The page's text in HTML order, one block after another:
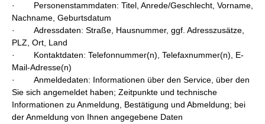
· Personenstammdaten: Titel, Anrede/Geschlecht, Vorname,
Nachname, Geburtsdatum
· Adressdaten: Straße, Hausnummer, ggf. Adresszusätze,
PLZ, Ort, Land
· Kontaktdaten: Telefonnummer(n), Telefaxnummer(n), E-
Mail-Adresse(n)
· Anmeldedaten: Informationen über den Service, über den
Sie sich angemeldet haben; Zeitpunkte und technische
Informationen zu Anmeldung, Bestätigung und Abmeldung; bei
der Anmeldung von Ihnen angegebene Daten